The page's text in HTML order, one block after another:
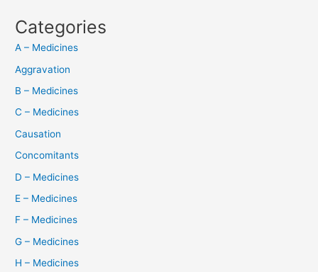
Categories
A – Medicines
Aggravation
B – Medicines
C – Medicines
Causation
Concomitants
D – Medicines
E – Medicines
F – Medicines
G – Medicines
H – Medicines